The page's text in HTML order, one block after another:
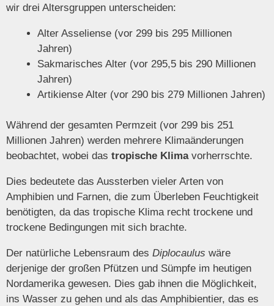
wir drei Altersgruppen unterscheiden:
Alter Asseliense (vor 299 bis 295 Millionen
Jahren)
Sakmarisches Alter (vor 295,5 bis 290 Millionen
Jahren)
Artikiense Alter (vor 290 bis 279 Millionen Jahren)
Während der gesamten Permzeit (vor 299 bis 251
Millionen Jahren) werden mehrere Klimaänderungen
beobachtet, wobei das tropische Klimavorherrschte.
Dies bedeutete das Aussterben vieler Arten von
Amphibien und Farnen, die zum Überleben Feuchtigkeit
benötigten, da das tropische Klima recht trockene und
trockene Bedingungen mit sich brachte.
Der natürliche Lebensraum des Diplocaulus wäre
derjenige der großen Pfützen und Sümpfe im heutigen
Nordamerika gewesen. Dies gab ihnen die Möglichkeit,
ins Wasser zu gehen und als das Amphibientier, das es